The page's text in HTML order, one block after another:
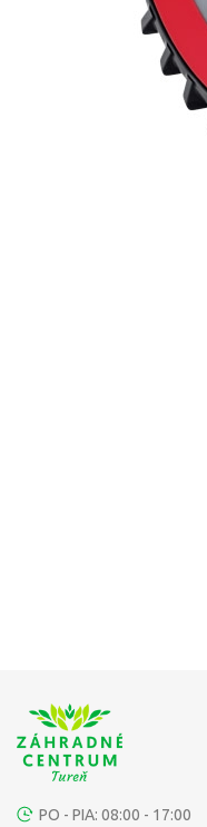
PO - PIA: 08:00 - 17:00